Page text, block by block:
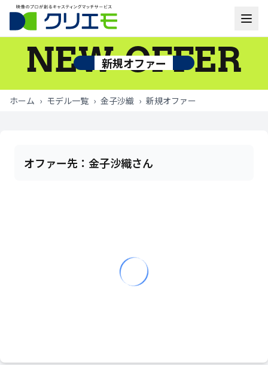
モデル一覧
新規オファー
NEW OFFER
ホーム › モデル一覧 › 金子沙織 › 新規オファー
オファー先： 金子沙織さん